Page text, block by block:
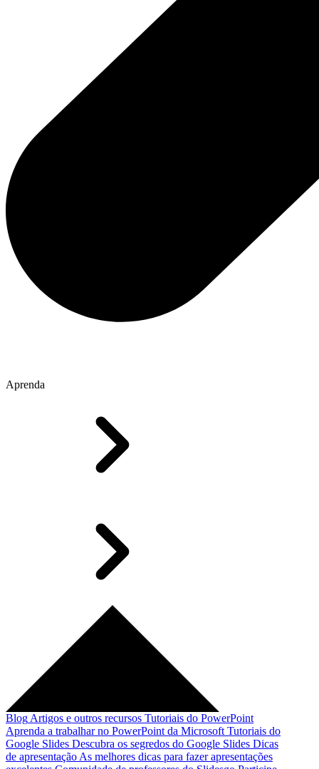
Aprenda
Blog Artigos e outros recursos Tutoriais do PowerPoint
Aprenda a trabalhar no PowerPoint da Microsoft Tutoriais do
Google Slides Descubra os segredos do Google Slides Dicas
de apresentação As melhores dicas para fazer apresentações